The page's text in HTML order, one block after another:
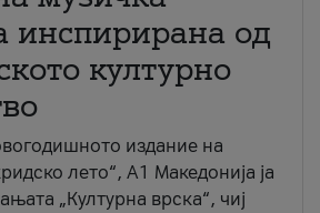
инспирирана од
културно
издание на
лето“, А1 Македонија ја
„Културна врска“, чиј